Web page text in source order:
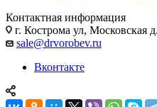
Контактная информация
г. Кострома ул, Московская
sale@drvorobev.ru
Вконтакте